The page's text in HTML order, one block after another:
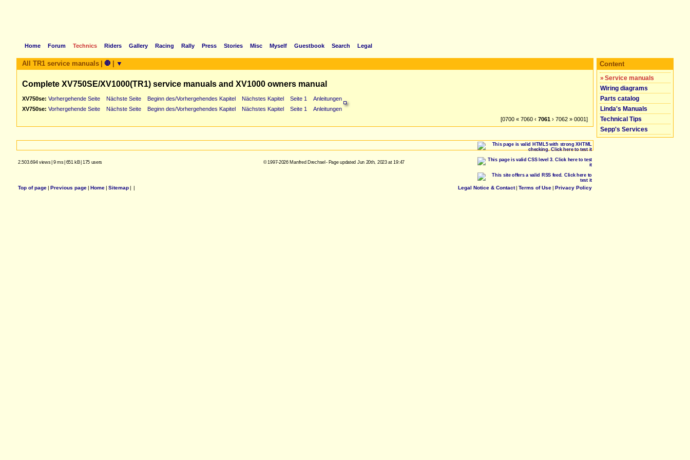
Home Forum Technics Riders Gallery Racing Rally Press Stories Misc Myself Guestbook Search Legal
All TR1 service manuals 🛑 ▼
Complete XV750SE/XV1000(TR1) service manuals and XV1000 owners manual
XV750se: Vorhergehende Seite Nächste Seite Beginn des/Vorhergehendes Kapitel Nächstes Kapitel Seite 1
Anleitungen
XV750se: Vorhergehende Seite Nächste Seite Beginn des/Vorhergehendes Kapitel Nächstes Kapitel Seite 1
Anleitungen
[0700 « 7060 ‹ 7061 › 7062 » 0001]
Content
» Service manuals
Wiring diagrams
Parts catalog
Linda's Manuals
Technical Tips
Sepp's Services
2.503.694 views| 9 ms| 651 kB| 175 users © 1997-2026 Manfred Drechsel - Page updated Jun 20th, 2023 at 19:47
Top of page| Previous page| Home| Sitemap| | Legal Notice & Contact| Terms of Use| Privacy Policy